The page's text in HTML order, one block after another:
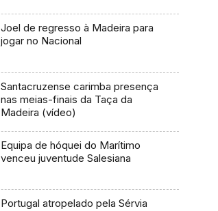
Joel de regresso à Madeira para
jogar no Nacional
Santacruzense carimba presença
nas meias-finais da Taça da
Madeira (vídeo)
Equipa de hóquei do Marítimo
venceu juventude Salesiana
Portugal atropelado pela Sérvia